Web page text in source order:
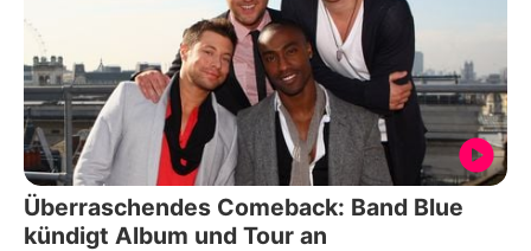
Überraschendes Comeback: Band Blue
kündigt Album und Tour an